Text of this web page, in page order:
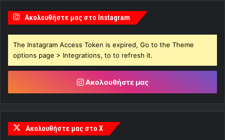
Ακολουθήστε μας στο Instagram
The Instagram Access Token is expired, Go to the Theme
options page > Integrations, to to refresh it.
Ακολουθήστε μας
Ακολουθήστε μας στο X